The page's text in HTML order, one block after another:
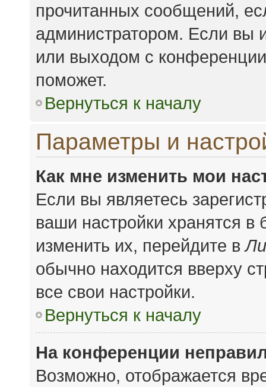
прочитанных сообщений,
администратором. Если вы
или выходом с
поможет.
Вернуться к началу
Параметры и
Как мне изменить мои
Если вы являетесь
ваши настройки хранятся
изменить их, перейдите в
обычно находится вверху
все свои настройки.
Вернуться к началу
На конференции
Возможно, отображается